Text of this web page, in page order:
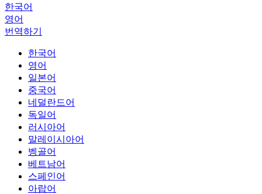
한국어
영어
번역하기
한국어
영어
일본어
중국어
네덜란드어
독일어
러시아어
말레이시아어
벵골어
베트남어
스페인어
아랍어